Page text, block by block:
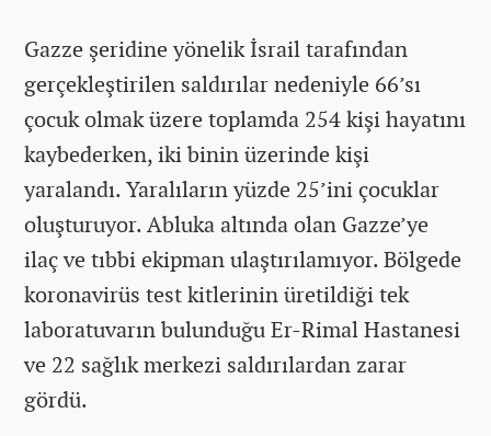
Gazze şeridine yönelik İsrail tarafından
gerçekleştirilen saldırılar nedeniyle 66’sı
çocuk olmak üzere toplamda 254 kişi hayatını
kaybederken, iki binin üzerinde kişi
yaralandı. Yaralıların yüzde 25’ini çocuklar
oluşturuyor. Abluka altında olan Gazze’ye
ilaç ve tıbbi ekipman ulaştırılamıyor. Bölgede
koronavirüs test kitlerinin üretildiği tek
laboratuvarın bulunduğu Er-Rimal Hastanesi
ve 22 sağlık merkezi saldırılardan zarar
gördü.